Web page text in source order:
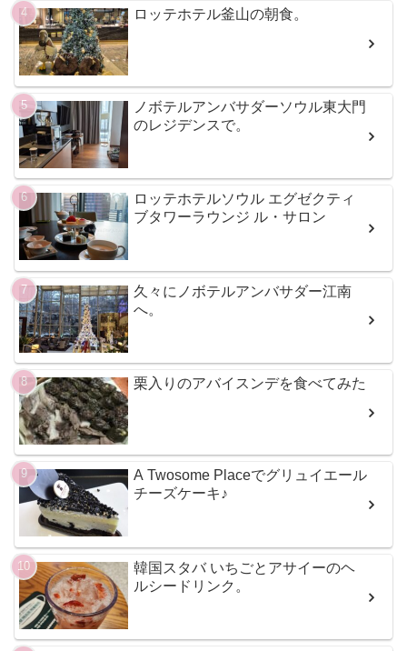
ロッテホテル釜山の朝食。
ノボテルアンバサダーソウル東大門
のレジデンスで。
ロッテホテルソウル エグゼクティ
ブタワーラウンジ ル・サロン
久々にノボテルアンバサダー江南
へ。
栗入りのアバイスンデを食べてみた
A Twosome Placeでグリュイエール
チーズケーキ♪
韓国スタバ いちごとアサイーのヘ
ルシードリンク。